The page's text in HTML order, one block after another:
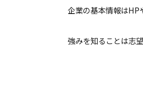
企業の基本情報は
強みを知ることは志